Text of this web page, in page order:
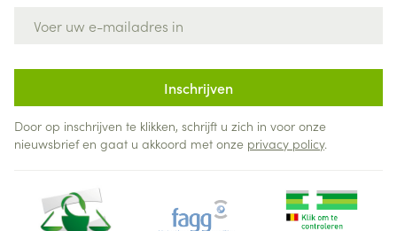
Inschrijven
Door op inschrijven te klikken, schrijft u zich in voor onze
nieuwsbrief en gaat u akkoord met onze privacy policy.